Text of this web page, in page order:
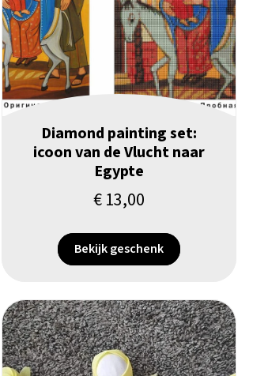
Diamond painting set:
icoon van de Vlucht naar
Egypte
€13,00
Bekijk geschenk